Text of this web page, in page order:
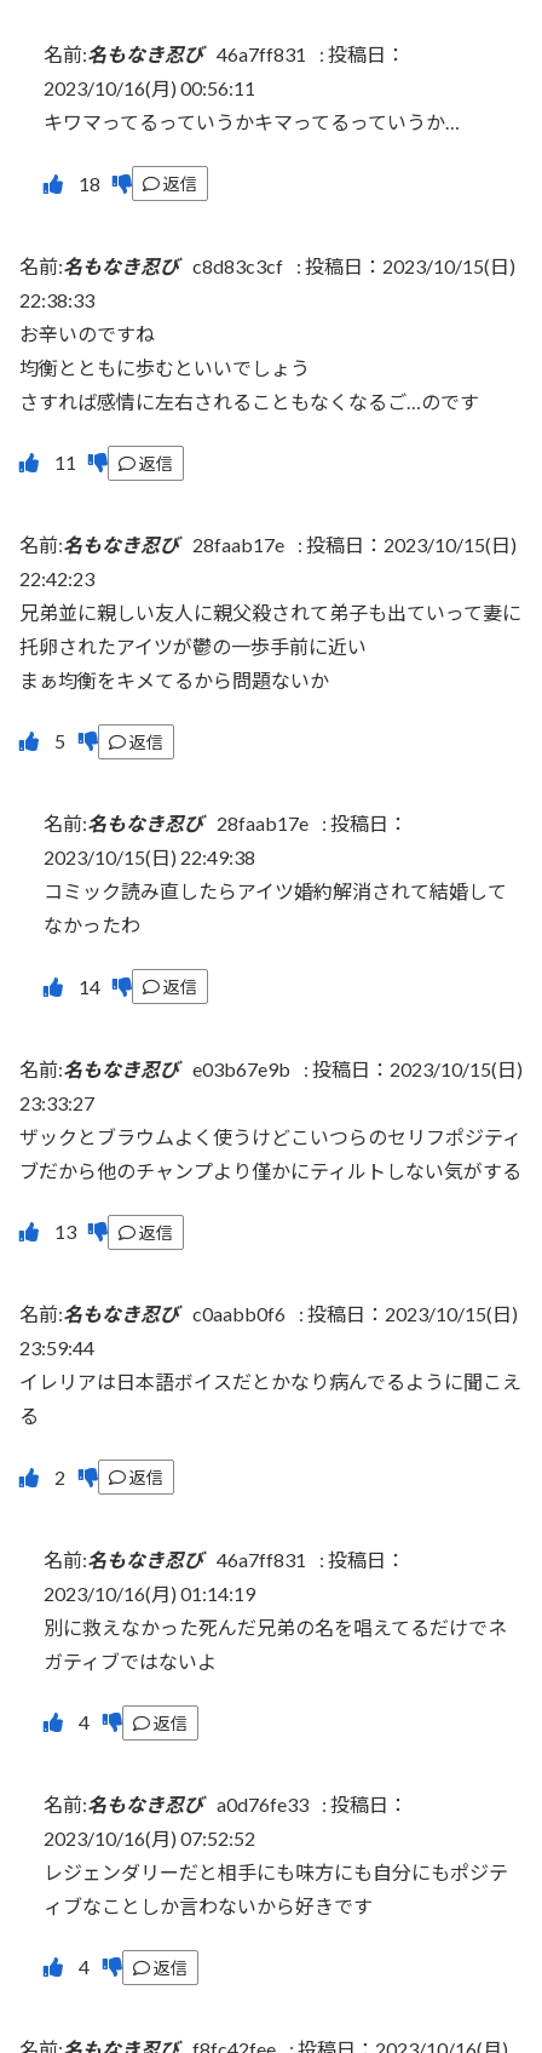
名前:名もなき忍び 46a7ff831 : 投稿日：
2023/10/16(月) 00:56:11
キワマってるっていうかキマってるっていうか…
返信
名前:名もなき忍び c8d83c3cf : 投稿日：2023/10/15(日)
22:38:33
お辛いのですね
均衡とともに歩むといいでしょう
さすれば感情に左右されることもなくなるご…のです
返信
名前:名もなき忍び 28faab17e : 投稿日：2023/10/15(日)
22:42:23
兄弟並に親しい友人に親父殺されて弟子も出ていって妻に
托卵されたアイツが鬱の一歩手前に近い
まぁ均衡をキメてるから問題ないか
返信
名前:名もなき忍び 28faab17e : 投稿日：
2023/10/15(日) 22:49:38
コミック読み直したらアイツ婚約解消されて結婚して
なかったわ
返信
名前:名もなき忍び e03b67e9b : 投稿日：2023/10/15(日)
23:33:27
ザックとブラウムよく使うけどこいつらのセリフポジティ
ブだから他のチャンプより僅かにティルトしない気がする
返信
名前:名もなき忍び c0aabb0f6 : 投稿日：2023/10/15(日)
23:59:44
イレリアは日本語ボイスだとかなり病んでるように聞こえ
る
返信
名前:名もなき忍び 46a7ff831 : 投稿日：
2023/10/16(月) 01:14:19
別に救えなかった死んだ兄弟の名を唱えてるだけでネ
ガティブではないよ
返信
名前:名もなき忍び a0d76fe33 : 投稿日：
2023/10/16(月) 07:52:52
レジェンダリーだと相手にも味方にも自分にもポジテ
ィブなことしか言わないから好きです
返信